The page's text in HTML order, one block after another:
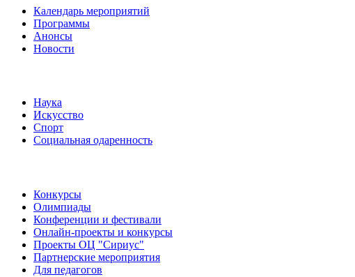
Календарь мероприятий
Программы
Анонсы
Новости
Наука
Искусство
Спорт
Социальная одаренность
Конкурсы
Олимпиады
Конференции и фестивали
Онлайн-проекты и конкурсы
Проекты ОЦ "Сириус"
Партнерские мероприятия
Для педагогов